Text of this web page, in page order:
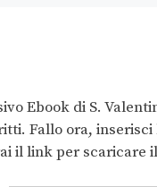
Ebook di S.
Fallo ora, inserisci
il link per scaricare